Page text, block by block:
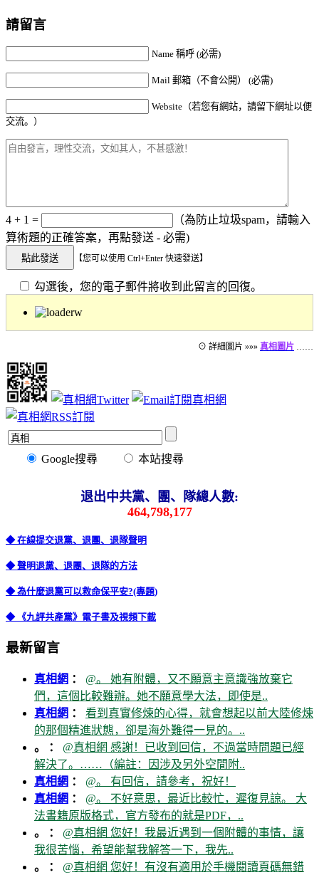
請留言
Name 稱呼 (必需)
Mail 郵箱（不會公開） (必需)
Website（若您有網站，請留下網址以便
交流。）
4 + 1 =
（為防止垃圾spam，請輸入
算術題的正確答案，再點發送 - 必需)
【您可以使用 Ctrl+Enter 快速發送】
勾選後，您的電子郵件將收到此留言的回復。
⊙ 詳細圖片 »»» 真相圖片
Google搜尋 本站搜尋
退出中共黨、團、隊總人數:
464,798,177
◆ 在線提交退黨、退團、退隊聲明
◆ 聲明退黨、退團、退隊的方法
◆ 為什麼退黨可以救命保平安?(專題)
◆ 《九評共產黨》電子書及視頻下載
最新留言
真相網 ： @。 她有附體，又不願意主意識強放棄它
們，這個比較難辦。她不願意學大法，即使是..
真相網 ： 看到真實修煉的心得，就會想起以前大陸修煉
的那個精進狀態，卻是海外難得一見的。..
。 ： @真相網 感謝！已收到回信，不過當時問題已經
解決了。……（編註：因涉及另外空間附..
真相網 ： @。 有回信，請參考，祝好！
真相網 ： @。 不好意思，最近比較忙，遲復見諒。 大
法書籍原版格式，官方發布的就是PDF，..
。 ： @真相網 您好！我最近遇到一個附體的事情，讓
我很苦惱，希望能幫我解答一下，我先..
。 ： @真相網 您好！有沒有適用於手機閱讀頁碼無錯